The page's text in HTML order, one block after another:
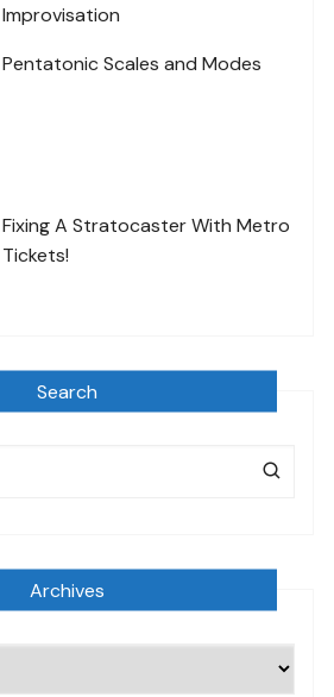
Improvisation
Pentatonic Scales and Modes
Fixing A Stratocaster With Metro
Tickets!
Search
Archives